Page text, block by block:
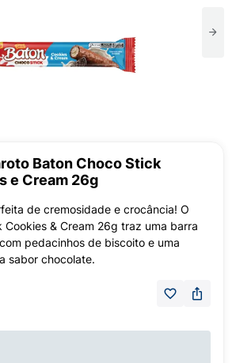
Baton Choco Stick
e Cream 26g
de cremosidade e crocância! O
Cookies & Cream 26g traz uma barra
pedacinhos de biscoito e uma
sabor chocolate.